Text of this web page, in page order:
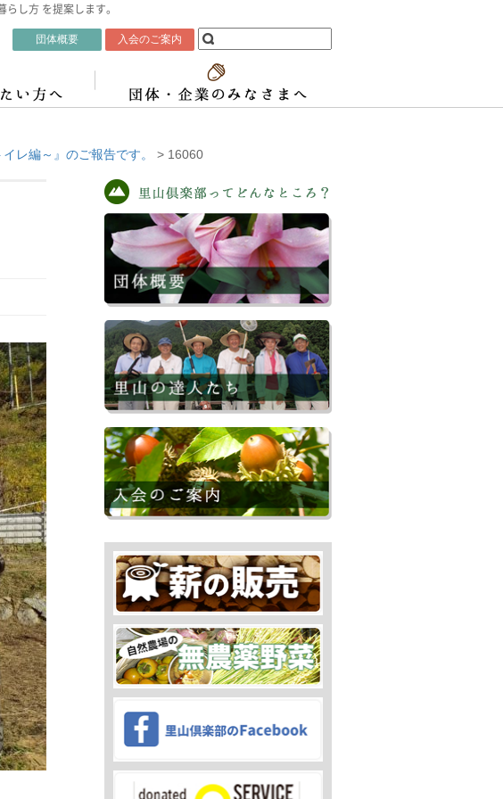
し方 を提案します。
団体概要 入会のご案内
レ編～』のご報告です。 > 16060